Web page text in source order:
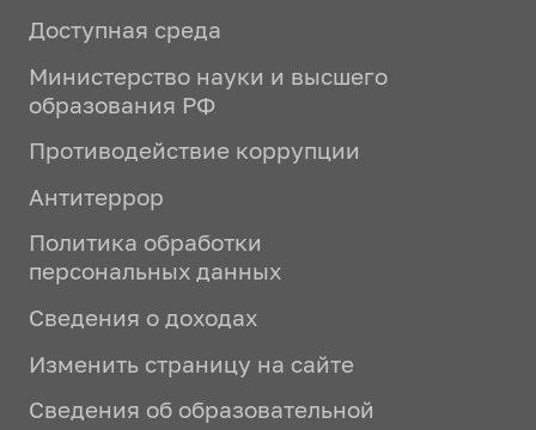
Доступная среда
Министерство науки и высшего
образования РФ
Противодействие коррупции
Антитеррор
Политика обработки
персональных данных
Сведения о доходах
Изменить страницу на сайте
Сведения об образовательной